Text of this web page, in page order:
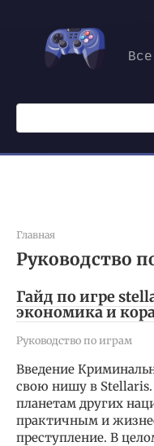
контенту
Поиск:
Главная
Руководство
Гайд по игре
экономика и
Руководство по играм
Введение
свою нишу в
планетам других
практичным и
преступление. В